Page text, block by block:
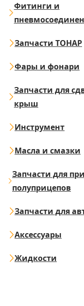
Фитинги и
Запчасти ТОНАР
Фары и фонари
Запчасти для
крыш
Инструмент
Масла и смазки
Запчасти для
полуприцепов
Запчасти для
Аксессуары
Жидкости